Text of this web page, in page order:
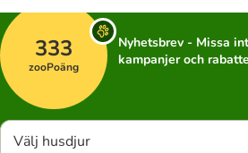
333
zooPoäng
Nyhetsbrev - Missa
kampanjer och
Välj husdjur